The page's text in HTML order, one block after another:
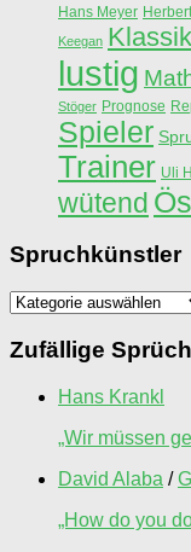
Hans Meyer
Keegan
lustig
Stöger Prognose
Spieler
Trainer Uli
wütend
Spruchkünstler
Spruchkünstler
Zufällige
Hans Krankl
„Wir müssen
David Alaba /
„How do you